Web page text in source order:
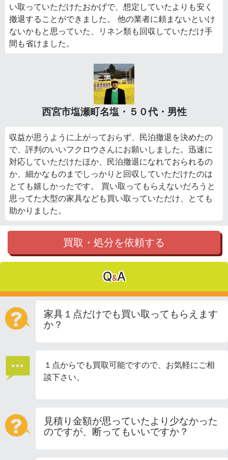
い取っていただけたおかげで、想定していたよりも安く
撤退することができました。 他の業者に頼まないといけ
ないかもと思っていた、リネン類も回収していただけ手
間も省けました。
西宮市塩瀬町名塩・５０代・男性
収益が思うように上がっておらず、民泊撤退を決めたの
で、評判のいいフクロウさんにお願いしました。迅速に
対応していただけたほか、民泊撤退になれておられるの
か、細かなものまでしっかりと回収していただけたのは
とても嬉しかったです。 買い取ってもらえないだろうと
思ってた大型の家具なども買い取っていただけ、とても
助かりました。
買取・処分を依頼する
Q&A
家具１点だけでも買い取ってもらえます
か？
１点からでも買取可能ですので、お気軽にご相
談下さい。
見積り金額が思っていたより少なかった
のですが、断ってもいいですか？